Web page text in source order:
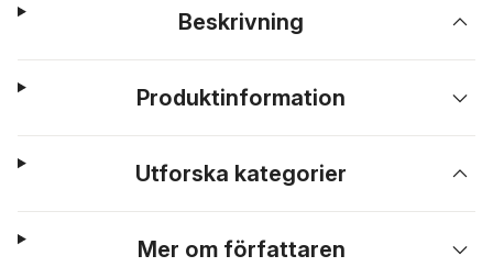
Beskrivning
Produktinformation
Utforska kategorier
Mer om författaren